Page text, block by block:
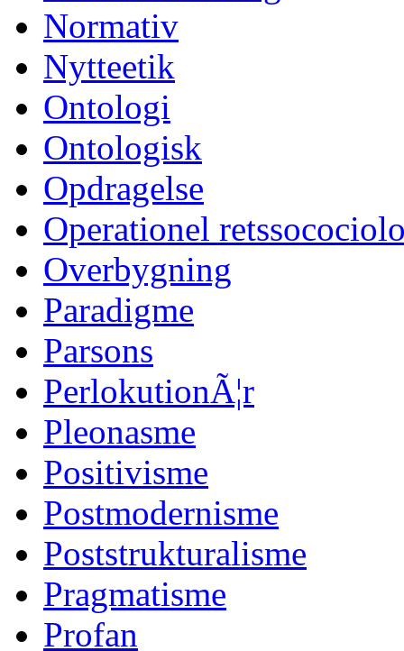
Normativ
Nytteetik
Ontologi
Ontologisk
Opdragelse
Operationel
Overbygning
Paradigme
Parsons
PerlokutionÃ¦r
Pleonasme
Positivisme
Postmodernisme
Poststrukturalisme
Pragmatisme
Profan